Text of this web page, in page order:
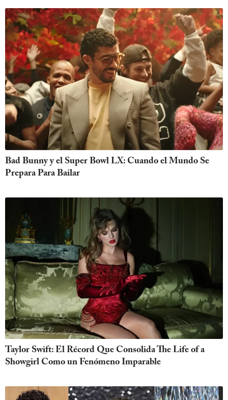
Bad Bunny y el Super Bowl LX: Cuando el Mundo Se
Prepara Para Bailar
Taylor Swift: El Récord Que Consolida The Life of a
Showgirl Como un Fenómeno Imparable